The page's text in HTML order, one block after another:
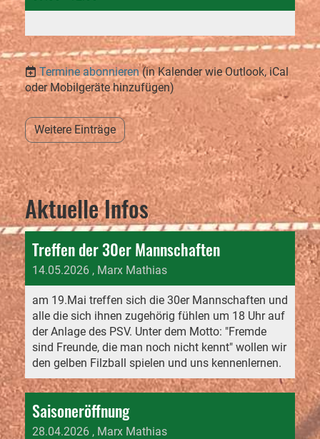
Termine abonnieren (in Kalender wie Outlook, iCal
oder Mobilgeräte hinzufügen)
Weitere Einträge
Aktuelle Infos
Treffen der 30er Mannschaften
14.05.2026 , Marx Mathias
am 19.Mai treffen sich die 30er Mannschaften und
alle die sich ihnen zugehörig fühlen um 18 Uhr auf
der Anlage des PSV. Unter dem Motto: "Fremde
sind Freunde, die man noch nicht kennt" wollen wir
den gelben Filzball spielen und uns kennenlernen.
Saisoneröffnung
28.04.2026 , Marx Mathias